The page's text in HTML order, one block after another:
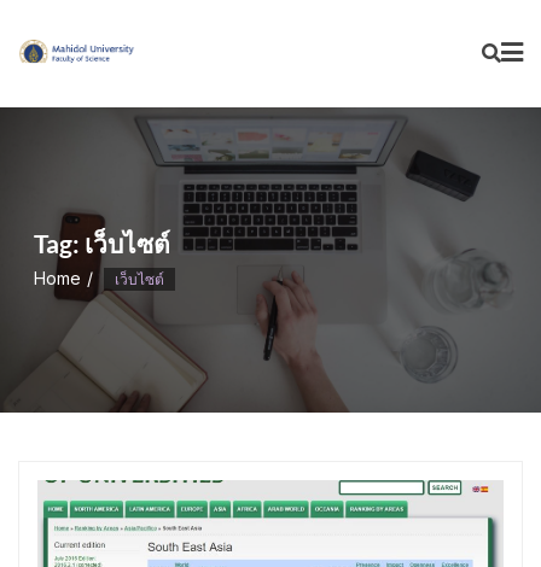
content
Tag: เว็บไซต์
Home เว็บไซต์